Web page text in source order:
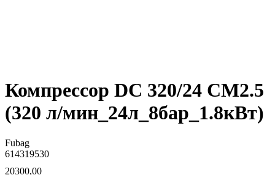
Компрессор DC 320/24 CM2.5
(320 л/мин_24л_8бар_1.8кВт)
Fubag
614319530
20300,00